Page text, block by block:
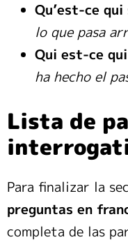
Qu’est-ce qui
lo que pasa
Qui est-ce qui
ha hecho el
Lista de
Para finalizar la
preguntas en
completa de las